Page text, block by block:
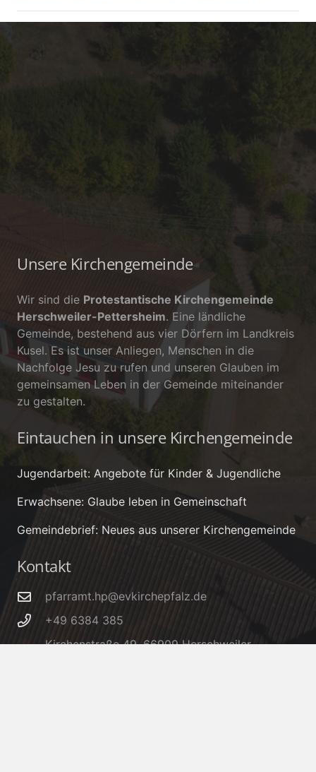
Unsere Kirchengemeinde
Wir sind die Protestantische Kirchengemeinde
Herschweiler-Pettersheim. Eine ländliche
Gemeinde, bestehend aus vier Dörfern im Landkreis
Kusel. Es ist unser Anliegen, Menschen in die
Nachfolge Jesu zu rufen und unseren Glauben im
gemeinsamen Leben in der Gemeinde miteinander
zu gestalten.
Eintauchen in unsere Kirchengemeinde
Jugendarbeit: Angebote für Kinder & Jugendliche
Erwachsene: Glaube leben in Gemeinschaft
Gemeindebrief: Neues aus unserer Kirchengemeinde
Kontakt
pfarramt.hp@evkirchepfalz.de
+49 6384 385
Kirchenstraße 49, 66909 Herschweiler-